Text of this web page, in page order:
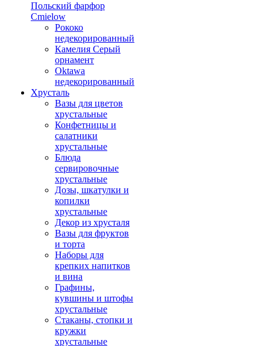
Польский фарфор
Сmielow
Рококо
недекорированный
Камелия Серый
орнамент
Oktawa
недекорированный
Хрусталь
Вазы для цветов
хрустальные
Конфетницы и
салатники
хрустальные
Блюда
сервировочные
хрустальные
Дозы, шкатулки и
копилки
хрустальные
Декор из хрусталя
Вазы для фруктов
и торта
Наборы для
крепких напитков
и вина
Графины,
кувшины и штофы
хрустальные
Стаканы, стопки и
кружки
хрустальные